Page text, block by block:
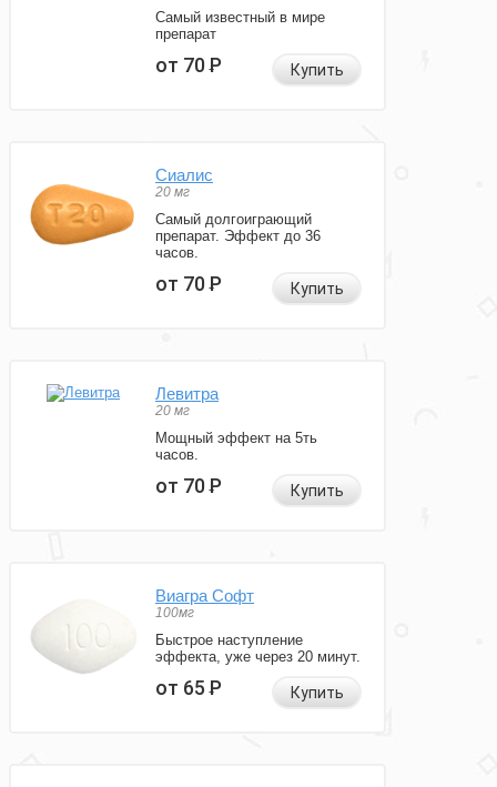
Самый известный в мире
препарат
от 70Р Купить
Сиалис
20 мг
Самый долгоиграющий
препарат. Эффект до 36
часов.
от 70Р Купить
Левитра
20 мг
Мощный эффект на 5ть
часов.
от 70Р Купить
Виагра Софт
100мг
Быстрое наступление
эффекта, уже через 20 минут.
от 65Р Купить